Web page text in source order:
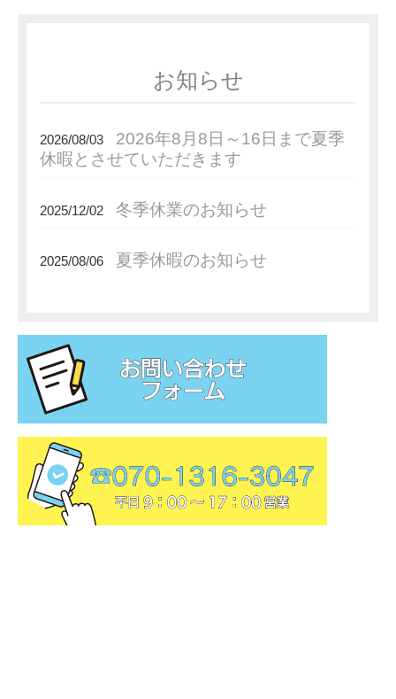
お知らせ
2026/08/03
2026年8月8日～16日まで夏季
休暇とさせていただきます
2025/12/02 冬季休業のお知らせ
2025/08/06 夏季休暇のお知らせ